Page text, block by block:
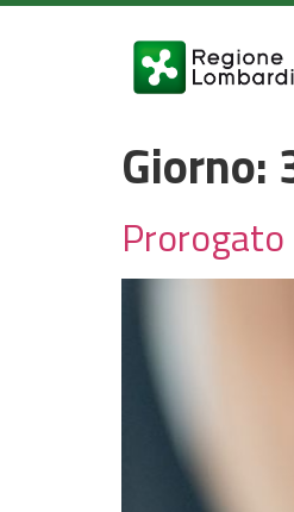
Giorno: